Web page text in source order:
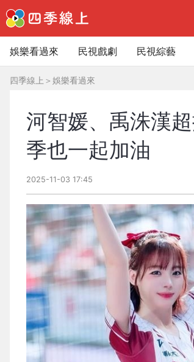
娛樂看過來 民視戲劇 民視綜藝
四季線上 ＞ 娛樂看過來
河智媛、禹洙漢
季也一起加油
2025-11-03 17:45